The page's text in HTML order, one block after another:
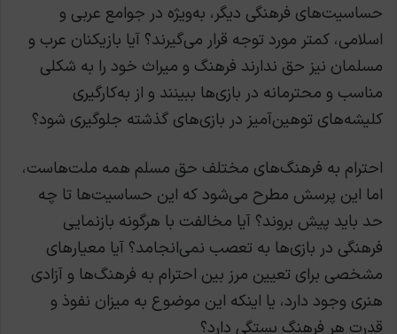
حساسیت‌های فرهنگی دیگر، به‌ویژه در جوامع عربی و
اسلامی، کمتر مورد توجه قرار می‌گیرند؟ آیا بازیکنان عرب و
مسلمان نیز حق ندارند فرهنگ و میراث خود را به شکلی
مناسب و محترمانه در بازی‌ها ببینند و از به‌کارگیری
کلیشه‌های توهین‌آمیز در بازی‌های گذشته جلوگیری شود؟
احترام به فرهنگ‌های مختلف حق مسلم همه ملت‌هاست،
اما این پرسش مطرح می‌شود که این حساسیت‌ها تا چه
حد باید پیش بروند؟ آیا مخالفت با هرگونه بازنمایی
فرهنگی در بازی‌ها به تعصب نمی‌انجامد؟ آیا معیارهای
مشخصی برای تعیین مرز بین احترام به فرهنگ‌ها و آزادی
هنری وجود دارد، یا اینکه این موضوع به میزان نفوذ و
قدرت هر فرهنگ بستگی دارد؟